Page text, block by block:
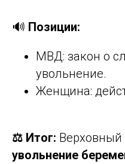
🔊 Позиции:
МВД: закон о
увольнение.
Женщина:
⚖️ Итог: Верховный
увольнение